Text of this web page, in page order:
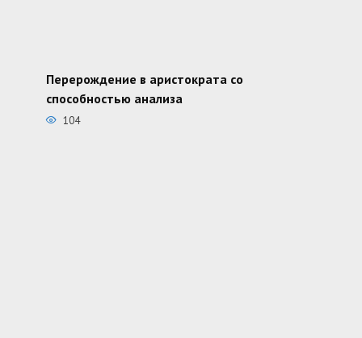
Перерождение в аристократа со
способностью анализа
104